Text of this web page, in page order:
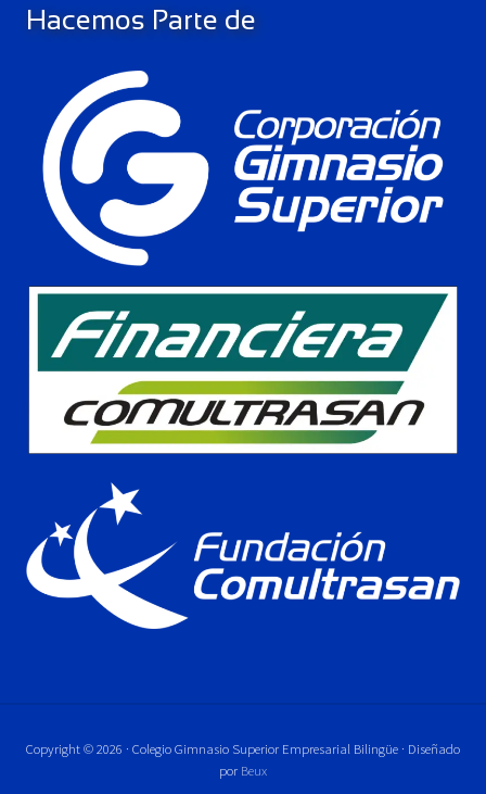
Hacemos Parte de
Copyright © 2026 · Colegio Gimnasio Superior Empresarial Bilingüe · Diseñado
por Beux